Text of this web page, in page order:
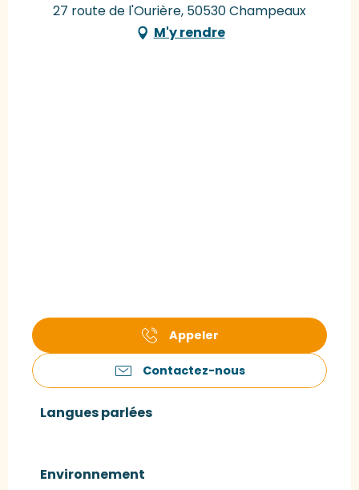
27 route de l'Ourière, 50530 Champeaux
M'y rendre
Appeler
Contactez-nous
Langues parlées
Langues parlées
Environnement
Environnement